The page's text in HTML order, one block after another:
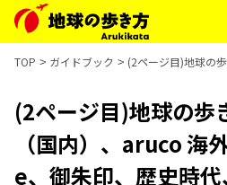
TOP ガイドブック (2ページ目)地球の
(2ページ目)地球の歩
（国内）、aruco
e、御朱印、歴史時